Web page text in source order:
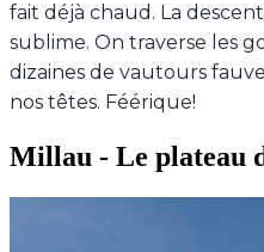
fait déjà chaud. La
sublime. On traverse les
dizaines de vautours
nos têtes. Féérique!
Millau - Le plateau